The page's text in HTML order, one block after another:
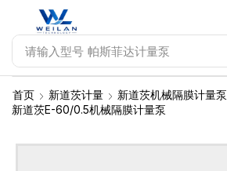
请输入型号 帕斯菲达计量泵
首页 新道茨计量
新道茨机械隔膜计量泵
新道茨E-60/0.5机械隔膜计量泵